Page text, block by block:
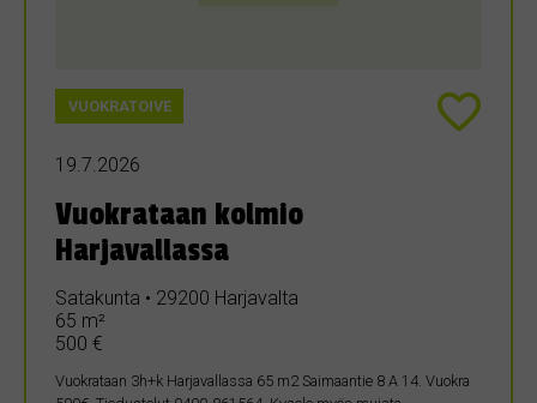
VUOKRATOIVE
19.7.2026
Vuokrataan kolmio
Harjavallassa
Satakunta • 29200 Harjavalta
65 m²
500 €
Vuokrataan 3h+k Harjavallassa 65 m2 Saimaantie 8 A 14. Vuokra